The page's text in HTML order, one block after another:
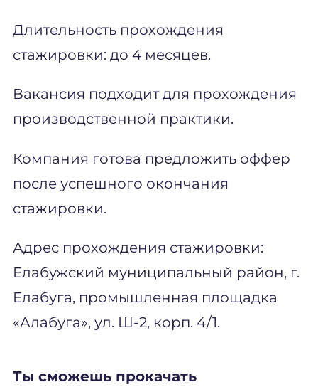
Длительность прохождения
стажировки: до 4 месяцев.
Вакансия подходит для прохождения
производственной практики.
Компания готова предложить оффер
после успешного окончания
стажировки.
Адрес прохождения стажировки:
Елабужский муниципальный район, г.
Елабуга, промышленная площадка
«Алабуга», ул. Ш-2, корп. 4/1.
Ты сможешь прокачать